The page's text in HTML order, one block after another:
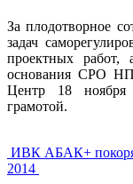
За плодотворное
задач
проектных
основания СРО
Центр 18 ноября
грамотой.
ИВК АБАК+
2014